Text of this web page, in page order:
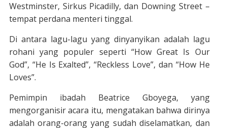
Westminster, Sirkus Picadilly, dan Downing Street –
tempat perdana menteri tinggal.
Di antara lagu-lagu yang dinyanyikan adalah lagu
rohani yang populer seperti “How Great Is Our
God”, “He Is Exalted”, “Reckless Love”, dan “How He
Loves”.
Pemimpin ibadah Beatrice Gboyega, yang
mengorganisir acara itu, mengatakan bahwa dirinya
adalah orang-orang yang sudah diselamatkan, dan